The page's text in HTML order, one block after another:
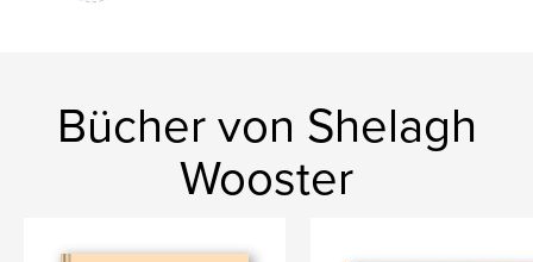
Bücher von Shelagh
Wooster